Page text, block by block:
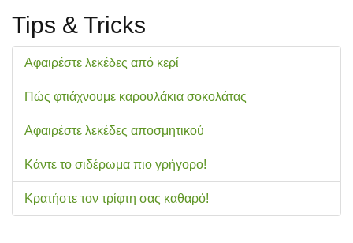
Tips & Tricks
Αφαιρέστε λεκέδες από κερί
Πώς φτιάχνουμε καρουλάκια σοκολάτας
Αφαιρέστε λεκέδες αποσμητικού
Κάντε το σιδέρωμα πιο γρήγορο!
Κρατήστε τον τρίφτη σας καθαρό!